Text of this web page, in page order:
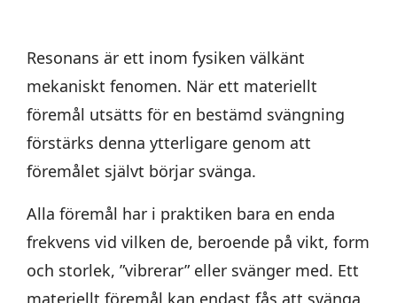
Resonans är ett inom fysiken välkänt
mekaniskt fenomen. När ett materiellt
föremål utsätts för en bestämd svängning
förstärks denna ytterligare genom att
föremålet självt börjar svänga.
Alla föremål har i praktiken bara en enda
frekvens vid vilken de, beroende på vikt, form
och storlek, ”vibrerar” eller svänger med. Ett
materiellt föremål kan endast fås att svänga